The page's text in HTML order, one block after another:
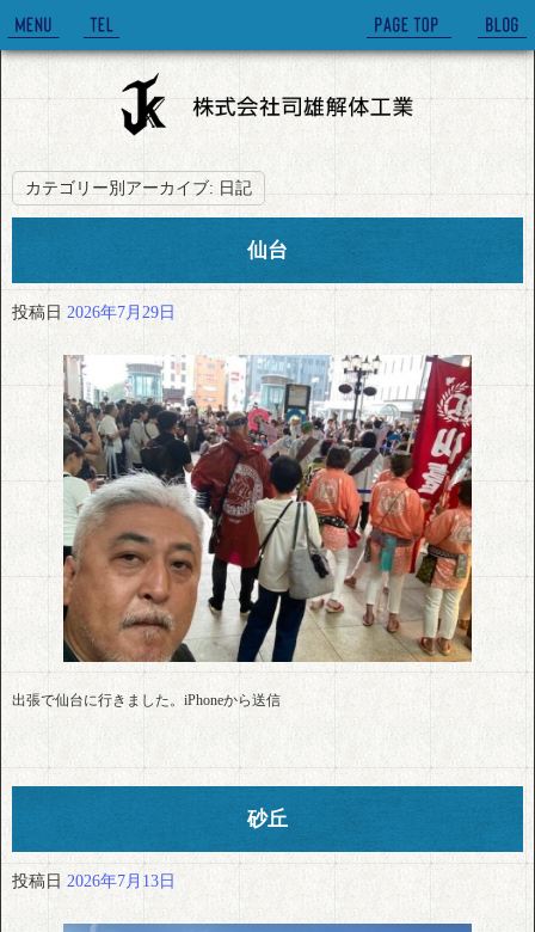
カテゴリー別アーカイブ: 日記
仙台
投稿日 2026年7月29日
出張で仙台に行きました。iPhoneから送信
砂丘
投稿日 2026年7月13日